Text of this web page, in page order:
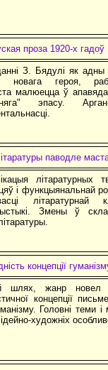
проза 1920-х гадоў
З. Бядулі як
новага героя,
малюецца ў
эпасу.
паводле
літаратурных
і функцыянальнай
Змены ў
концепції
шлях, жанр новел
концепції
Головні теми
художніх